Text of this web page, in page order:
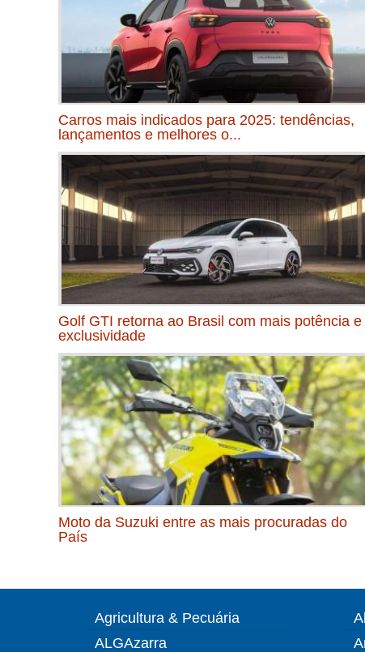
Carros mais indicados para 2025: tendências,
lançamentos e melhores o...
Golf GTI retorna ao Brasil com mais potência e
exclusividade
Moto da Suzuki entre as mais procuradas do
País
Agricultura & Pecuária
ALGAzarra